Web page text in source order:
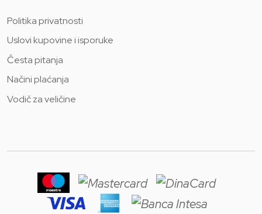
Politika privatnosti
Uslovi kupovine i isporuke
Česta pitanja
Načini plaćanja
Vodič za veličine